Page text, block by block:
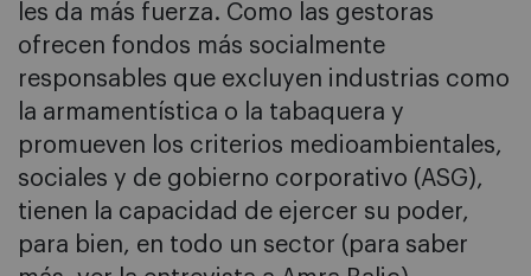
les da más fuerza. Como las gestoras
ofrecen fondos más socialmente
responsables que excluyen industrias como
la armamentística o la tabaquera y
promueven los criterios medioambientales,
sociales y de gobierno corporativo (ASG),
tienen la capacidad de ejercer su poder,
para bien, en todo un sector (para saber